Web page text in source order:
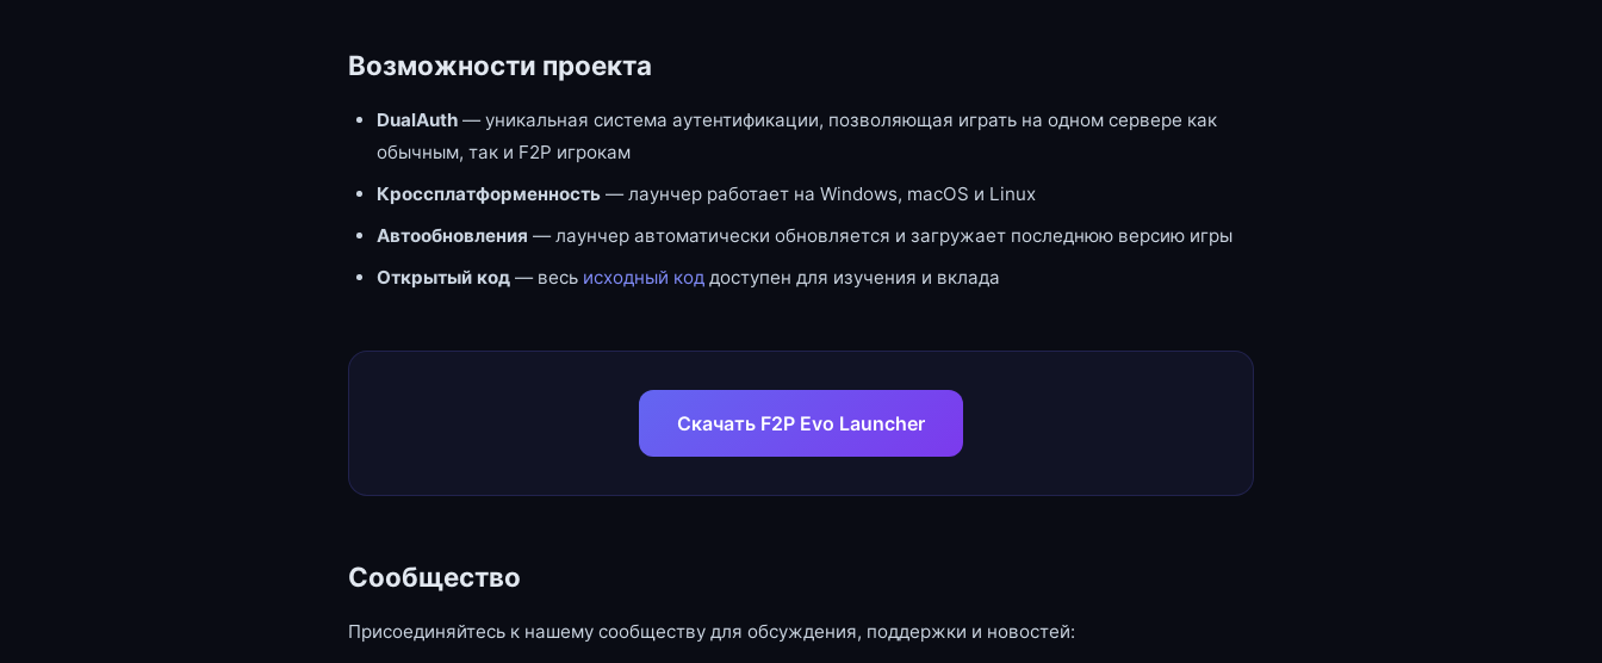
Возможности проекта
DualAuth — уникальная система аутентификации, позволяющая играть на одном сервере как
обычным, так и F2P игрокам
Кроссплатформенность — лаунчер работает на Windows, macOS и Linux
Автообновления — лаунчер автоматически обновляется и загружает последнюю версию игры
Открытый код — весь исходный код доступен для изучения и вклада
Скачать F2P Evo Launcher
Сообщество
Присоединяйтесь к нашему сообществу для обсуждения, поддержки и новостей: